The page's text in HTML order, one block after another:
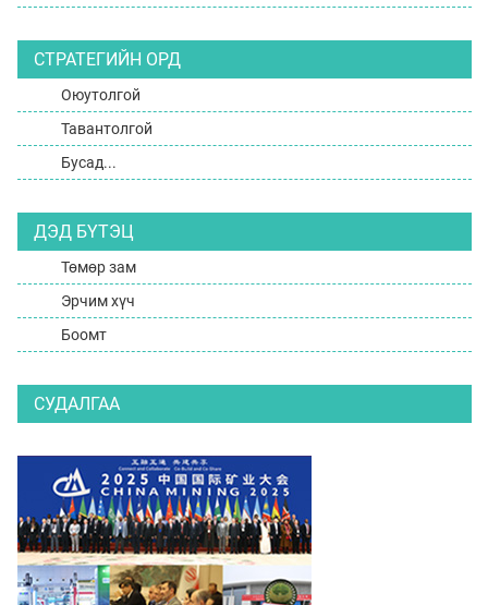
СТРАТЕГИЙН ОРД
Оюутолгой
Тавантолгой
Бусад...
ДЭД БҮТЭЦ
Төмөр зам
Эрчим хүч
Боомт
СУДАЛГАА